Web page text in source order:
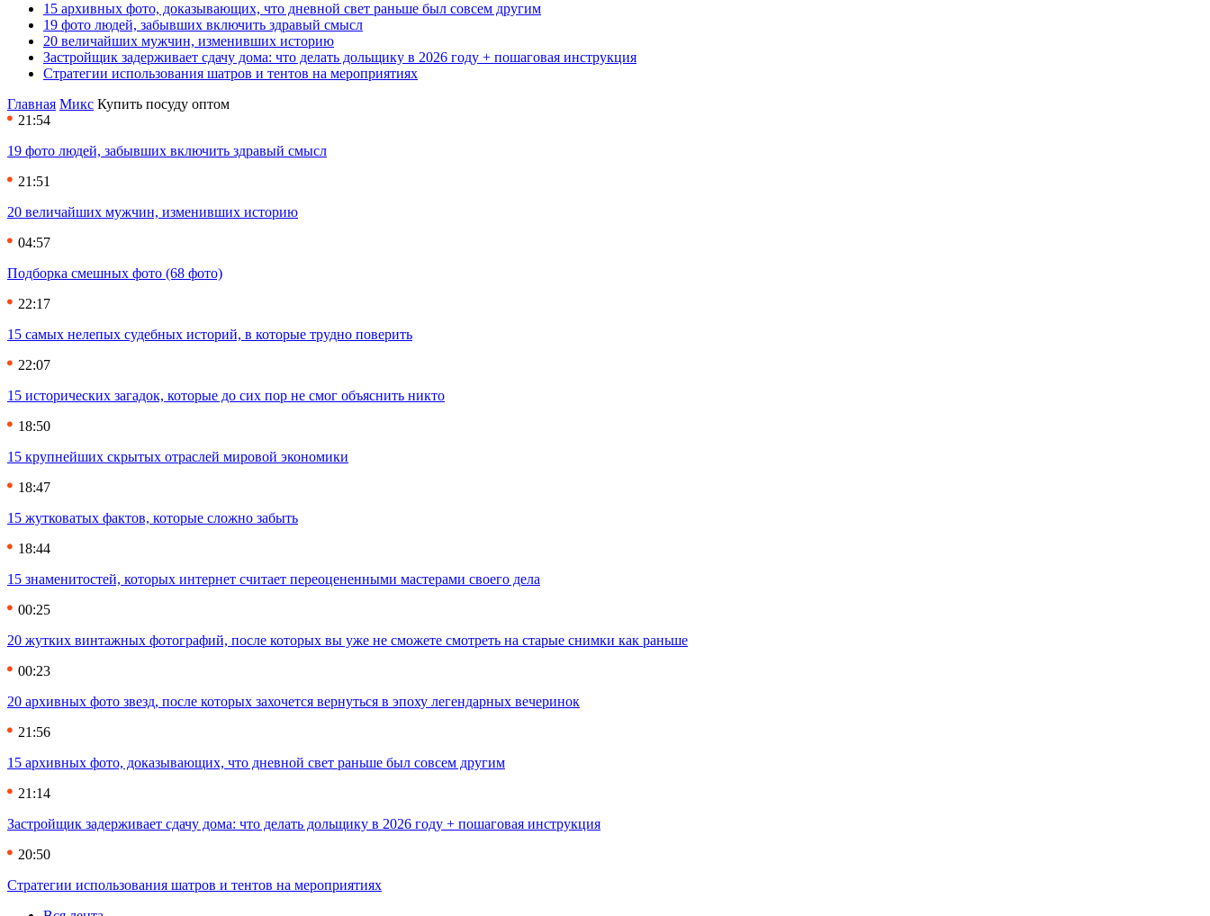
15 архивных фото, доказывающих, что дневной свет раньше был совсем другим
19 фото людей, забывших включить здравый смысл
20 величайших мужчин, изменивших историю
Застройщик задерживает сдачу дома: что делать дольщику в 2026 году + пошаговая инструкция
Стратегии использования шатров и тентов на мероприятиях
Главная Микс Купить посуду оптом
21:54
19 фото людей, забывших включить здравый смысл
21:51
20 величайших мужчин, изменивших историю
04:57
Подборка смешных фото (68 фото)
22:17
15 самых нелепых судебных историй, в которые трудно поверить
22:07
15 исторических загадок, которые до сих пор не смог объяснить никто
18:50
15 крупнейших скрытых отраслей мировой экономики
18:47
15 жутковатых фактов, которые сложно забыть
18:44
15 знаменитостей, которых интернет считает переоцененными мастерами своего дела
00:25
20 жутких винтажных фотографий, после которых вы уже не сможете смотреть на старые снимки как раньше
00:23
20 архивных фото звезд, после которых захочется вернуться в эпоху легендарных вечеринок
21:56
15 архивных фото, доказывающих, что дневной свет раньше был совсем другим
21:14
Застройщик задерживает сдачу дома: что делать дольщику в 2026 году + пошаговая инструкция
20:50
Стратегии использования шатров и тентов на мероприятиях